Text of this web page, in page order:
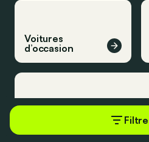
Voitures
d’occasion